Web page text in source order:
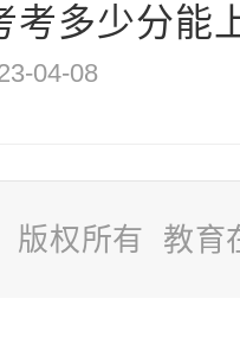
考多少分能
04-08
版权所有 教育